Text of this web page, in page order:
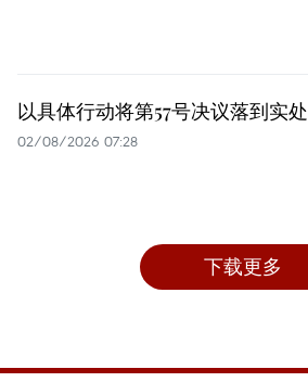
以具体行动将第57号决议落到实处
02/08/2026 07:28
下载更多